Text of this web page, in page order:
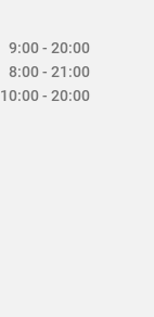
9:00 - 20:00
8:00 - 21:00
10:00 - 20:00